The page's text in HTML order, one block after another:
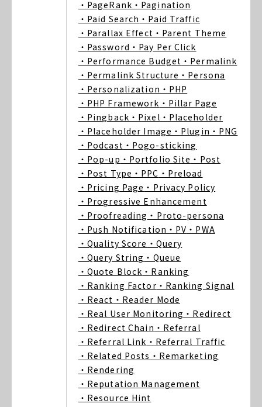
・PageRank ・Pagination
・Paid Search ・Paid Traffic
・Parallax Effect ・Parent Theme
・Password ・Pay Per Click
・Performance Budget ・Permalink
・Permalink Structure ・Persona
・Personalization ・PHP
・PHP Framework ・Pillar Page
・Pingback ・Pixel ・Placeholder
・Placeholder Image ・Plugin ・PNG
・Podcast ・Pogo-sticking
・Pop-up ・Portfolio Site ・Post
・Post Type ・PPC ・Preload
・Pricing Page ・Privacy Policy
・Progressive Enhancement
・Proofreading ・Proto-persona
・Push Notification ・PV ・PWA
・Quality Score ・Query
・Query String ・Queue
・Quote Block ・Ranking
・Ranking Factor ・Ranking Signal
・React ・Reader Mode
・Real User Monitoring ・Redirect
・Redirect Chain ・Referral
・Referral Link ・Referral Traffic
・Related Posts ・Remarketing
・Rendering
・Reputation Management
・Resource Hint